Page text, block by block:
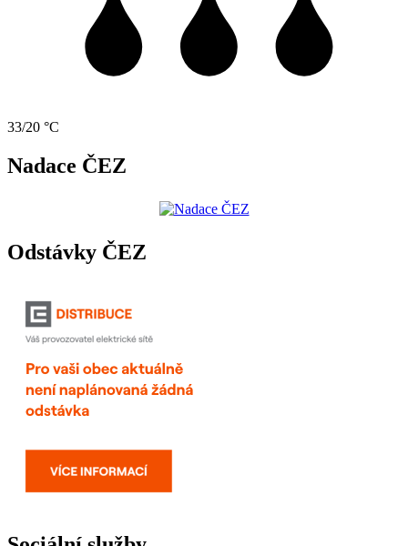
33/20 °C
Nadace ČEZ
Odstávky ČEZ